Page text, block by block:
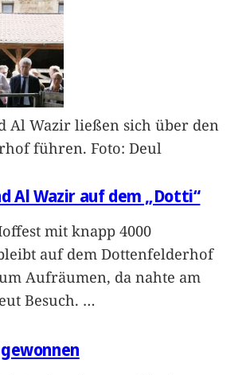
Al Wazir ließen sich über den
führen. Foto: Deul
Al Wazir auf dem „Dotti“
mit knapp 4000
auf dem Dottenfelderhof
Aufräumen, da nahte am
Besuch. …